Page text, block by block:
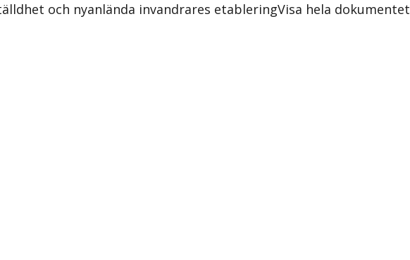
och nyanlända invandrares etableringVisa hela dokumentet